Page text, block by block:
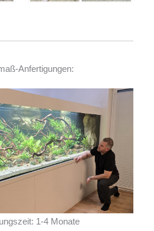
Anfertigungen:
1-4 Monate